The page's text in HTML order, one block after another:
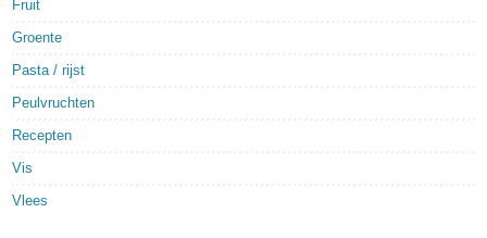
Fruit
Groente
Pasta / rijst
Peulvruchten
Recepten
Vis
Vlees